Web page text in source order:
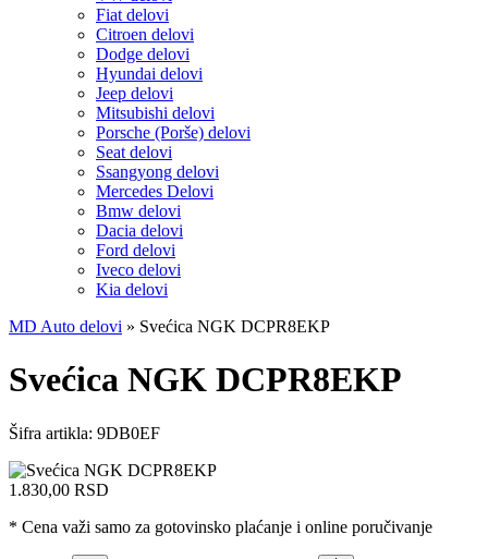
Fiat delovi
Citroen delovi
Dodge delovi
Hyundai delovi
Jeep delovi
Mitsubishi delovi
Porsche (Porše) delovi
Seat delovi
Ssangyong delovi
Mercedes Delovi
Bmw delovi
Dacia delovi
Ford delovi
Iveco delovi
Kia delovi
MD Auto delovi » Svećica NGK DCPR8EKP
Svećica NGK DCPR8EKP
Šifra artikla: 9DB0EF
1.830,00 RSD
* Cena važi samo za gotovinsko plaćanje i online poručivanje